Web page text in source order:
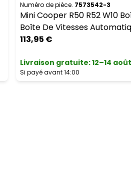
Numéro de pièce. 7573542-3
Mini Cooper R50 R52 W10
Boîte De Vitesses
113,95 €
Livraison gratuite:12–14 août
Si payé avant 14:00